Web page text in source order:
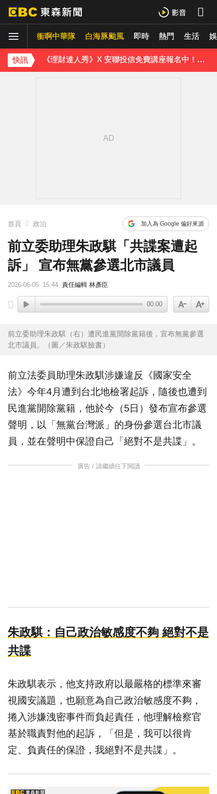
衝啊中華隊 白海豚颱風 即時 熱門 生活
快訊
白海豚進逼會放颱風假？全台各縣市暴風侵襲率曝
《理財達人秀》X 安聯投信免費講座報名中！搶先卡位 2027
首頁 政治 加入為 Google 偏好來源
前立委助理朱政騏「共諜案遭起
訴」 宣布無黨參選北市議員
2026-06-05 15:44 責任編輯 林彥臣
00:00
前立委助理朱政騏（右）遭民進黨開除黨籍後，宣布無黨參選
北市議員。（圖／朱政騏 臉書）
前立法委員助理朱政騏涉嫌違反《國家安全
法》今年4月遭到台北地檢署起訴，隨後也遭到
民進黨開除黨籍，他於今（5日）發布宣布參選
聲明，以「無黨台灣派」的身份參選台北市議
員 ，並在聲明中保證自己「絕對不是共諜 」。
廣告 / 請繼續往下閱讀
朱政騏：自己政治敏感度不夠 絕對不是
共諜
朱政騏表示，他支持政府以最嚴格的標準來審
視國安議題，也願意為自己政治敏感度不夠，
捲入涉嫌洩密事件而負起責任，他理解檢察官
基於職責對他的起訴，「但是，我可以很肯
定、負責任的保證，我絕對不是共諜」。